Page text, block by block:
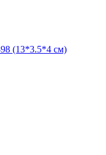
(13*3.5*4 см)